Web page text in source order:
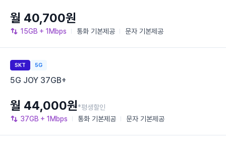
15GB + 1Mbps 통화 기본제공 문자 기본제공
월 40,700원
SKT 5G
5G JOY 37GB+
37GB + 1Mbps 통화 기본제공 문자 기본제공
월 44,000원*평생할인